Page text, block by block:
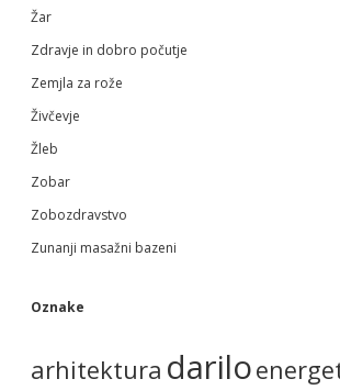
Žar
Zdravje in dobro počutje
Zemjla za rože
Živčevje
Žleb
Zobar
Zobozdravstvo
Zunanji masažni bazeni
Oznake
arhitektura darilo